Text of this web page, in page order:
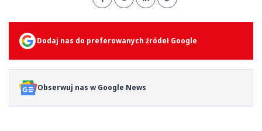
Dodaj nas do preferowanych źródeł Google
Obserwuj nas w Google News